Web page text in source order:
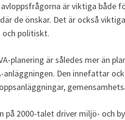
är viktiga både
de önskar. Det är också
politiskt.
planering är således mer än
anläggningen. Den innefattar
på 2000-talet driver miljö- och